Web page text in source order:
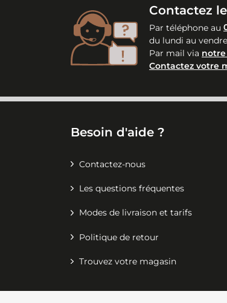
Contactez
Par téléphone au
du lundi au
Par mail via
Contactez votre
Besoin d'aide ?
Contactez-nous
Les questions fréquentes
Modes de livraison et tarifs
Politique de retour
Trouvez votre magasin